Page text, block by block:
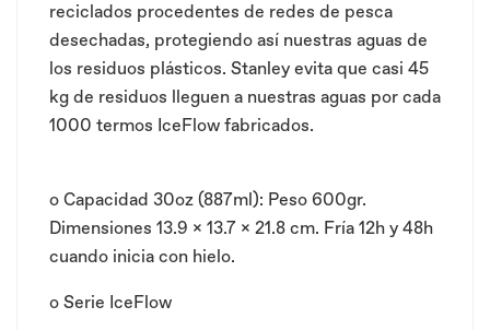
reciclados procedentes de redes de pesca
desechadas, protegiendo así nuestras aguas de
los residuos plásticos. Stanley evita que casi 45
kg de residuos lleguen a nuestras aguas por cada
1000 termos IceFlow fabricados.
o Capacidad 30oz (887ml): Peso 600gr.
Dimensiones 13.9 x 13.7 x 21.8 cm. Fría 12h y 48h
cuando inicia con hielo.
o Serie IceFlow